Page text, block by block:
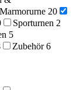
Marmorurne 20
Sporturnen 2
5
Zubehör6